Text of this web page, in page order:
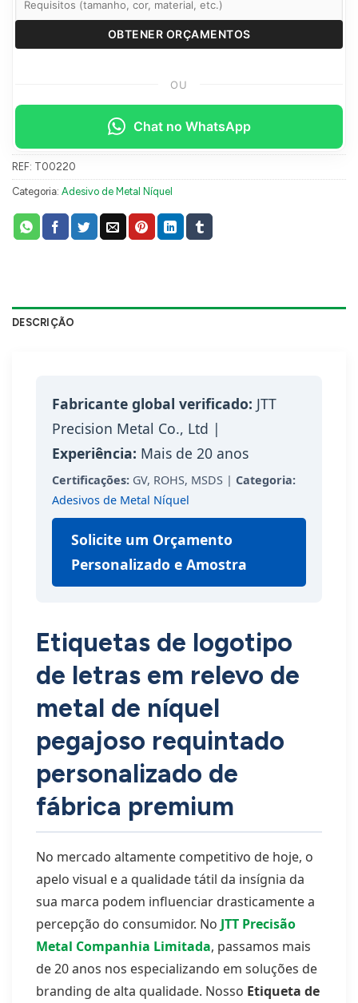
OU
Chat no WhatsApp
REF: T00220
Categoria: Adesivo de Metal Níquel
DESCRIÇÃO
Fabricante global verificado: JTT
Precision Metal Co., Ltd |
Experiência: Mais de 20 anos
Certificações: GV, ROHS, MSDS | Categoria:
Adesivos de Metal Níquel
Solicite um Orçamento
Personalizado e Amostra
Etiquetas de logotipo
de letras em relevo de
metal de níquel
pegajoso requintado
personalizado de
fábrica premium
No mercado altamente competitivo de hoje, o
apelo visual e a qualidade tátil da insígnia da
sua marca podem influenciar drasticamente a
percepção do consumidor. No JTT Precisão
Metal Companhia Limitada, passamos mais
de 20 anos nos especializando em soluções de
branding de alta qualidade. Nosso Etiqueta de